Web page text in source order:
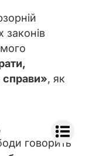
законів
справи», як
говорить